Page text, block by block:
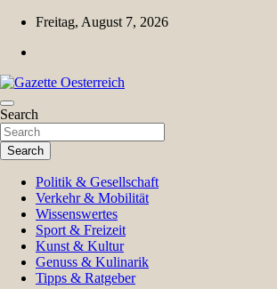
Skip
content
Freitag, August 7, 2026
Gazette Oesterreich
Magazin für Freizeit, Politik, Kultur &
Search
Search
Politik & Gesellschaft
Verkehr & Mobilität
Wissenswertes
Sport & Freizeit
Kunst & Kultur
Genuss & Kulinarik
Tipps & Ratgeber